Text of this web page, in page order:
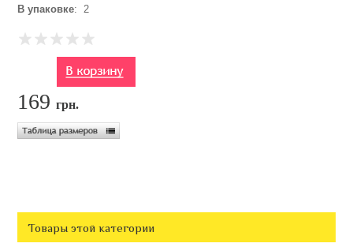
В упаковке: 2
169грн.
Товары этой категории